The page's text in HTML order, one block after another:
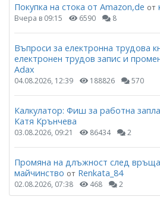
Покупка на стока от Amazon,de от
Вчера в 09:15 6590 8
Въпроси за електронна трудова
електронен трудов запис и
Adax
04.08.2026, 12:39 188826 570
Калкулатор: Фиш за работна
Катя Крънчева
03.08.2026, 09:21 86434 2
Промяна на длъжност след
майчинство от Renkata_84
02.08.2026, 07:38 468 2